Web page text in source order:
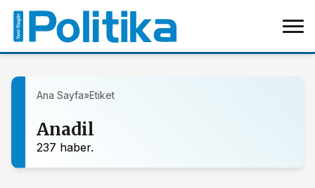
Ana Sayfa»Etiket
Anadil
237 haber.